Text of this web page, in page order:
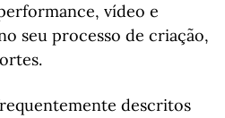
vídeo e
seu processo de criação,
descritos